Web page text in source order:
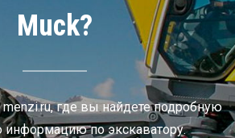
Muck?
menzi.ru, где вы найдете подробную
информацию по экскаватору.